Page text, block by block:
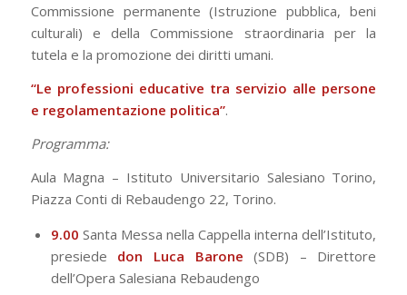
Commissione permanente (Istruzione pubblica, beni
culturali) e della Commissione straordinaria per la
tutela e la promozione dei diritti umani.
“Le professioni educative tra servizio alle persone
e regolamentazione politica”.
Programma:
Aula Magna – Istituto Universitario Salesiano Torino,
Piazza Conti di Rebaudengo 22, Torino.
9.00 Santa Messa nella Cappella interna dell’Istituto,
presiede don Luca Barone (SDB) – Direttore
dell’Opera Salesiana Rebaudengo